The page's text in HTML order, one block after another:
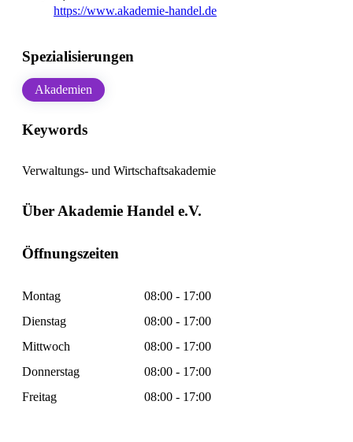
https://www.akademie-handel.de
Spezialisierungen
Akademien
Keywords
Verwaltungs- und Wirtschaftsakademie
Über Akademie Handel e.V.
Öffnungszeiten
Montag
08:00 - 17:00
Dienstag
08:00 - 17:00
Mittwoch
08:00 - 17:00
Donnerstag
08:00 - 17:00
Freitag
08:00 - 17:00